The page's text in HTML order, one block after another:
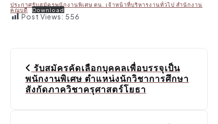
ประกาศรับสมัครพนักงานพิเศษ ตน. เจ้าหน้าที่บริหารงานทั่วไป สำนักงาน
คณบดี Download
Post Views: 556
รับสมัครคัดเลือกบุคคลเพื่อบรรจุเป็น
พนักงานพิเศษ ตำแหน่งนักวิชาการศึกษา
สังกัดภาควิชาครุศาสตร์โยธา